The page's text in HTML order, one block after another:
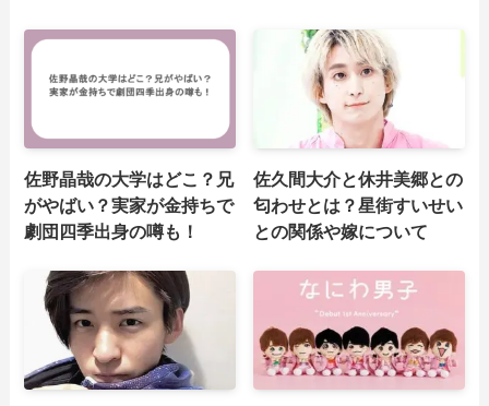
佐野晶哉の大学はどこ？兄
がやばい？実家が金持ちで
劇団四季出身の噂も！
佐久間大介と休井美郷との
匂わせとは？星街すいせい
との関係や嫁について